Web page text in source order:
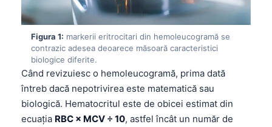
Figura 1: markerii eritrocitari din hemoleucogramă se
contrazic adesea deoarece măsoară caracteristici
biologice diferite.
Când revizuiesc o hemoleucogramă, prima dată
întreb dacă nepotrivirea este matematică sau
biologică. Hematocritul este de obicei estimat din
ecuația RBC × MCV ÷ 10, astfel încât un număr de